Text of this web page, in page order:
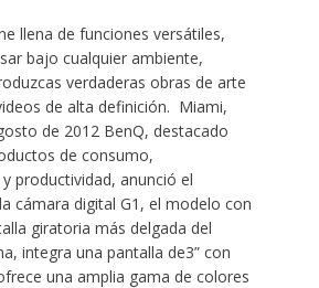
llena de funciones versátiles,
bajo cualquier ambiente,
verdaderas obras de arte
de alta definición. Miami,
de 2012 BenQ, destacado
de consumo,
productividad, anunció el
cámara digital G1, el modelo con
giratoria más delgada del
integra una pantalla de3” con
una amplia gama de colores